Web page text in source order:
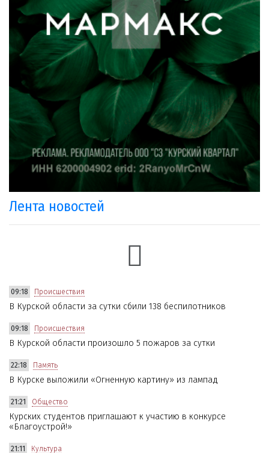
Лента новостей
09:18 Происшествия
В Курской области за сутки сбили 138 беспилотников
09:18 Происшествия
В Курской области произошло 5 пожаров за сутки
22:18 Память
В Курске выложили «Огненную картину» из лампад
21:21 Общество
Курских студентов приглашают к участию в конкурсе
«Благоустрой!»
21:11 Культура